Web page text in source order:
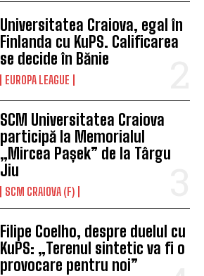
Universitatea Craiova, egal în
Finlanda cu KuPS. Calificarea
se decide în Bănie
EUROPA LEAGUE
SCM Universitatea Craiova
participă la Memorialul
„Mircea Pașek” de la Târgu
Jiu
SCM CRAIOVA (F)
Filipe Coelho, despre duelul cu
KuPS: „Terenul sintetic va fi o
provocare pentru noi”